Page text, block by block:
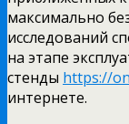
максимально
исследований
на этапе
стенды https://
интернете.